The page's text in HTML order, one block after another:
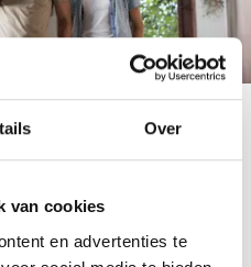
Over
van cookies
en advertenties te
–
in het
uw vakantie in